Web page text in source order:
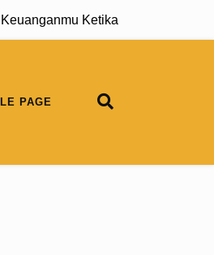
Ketika Pengeluaran
PAGE